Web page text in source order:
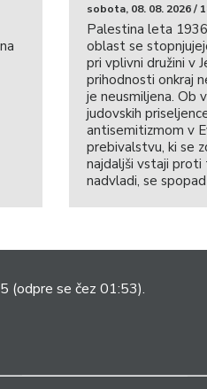
sobota, 08. 08. 2026 /
Palestina leta
oblast se
pri vplivni družini v
prihodnosti onkraj
je neusmiljena. Ob
judovskih
antisemitizmom v
prebivalstvu, ki se
najdaljši vstaji
nadvladi, se
(odpre se čez 01:53).